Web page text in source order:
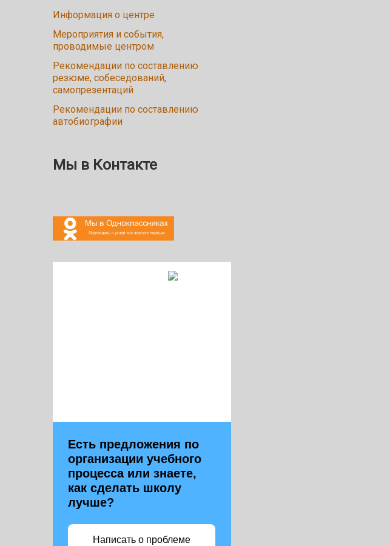
Информация о центре
Мероприятия и события,
проводимые центром
Рекомендации по составлению
резюме, собеседований,
самопрезентаций
Рекомендации по составлению
автобиографии
Мы в Контакте
Есть предложения по
организации учебного
процесса или знаете,
как сделать школу
лучше?
Написать о проблеме